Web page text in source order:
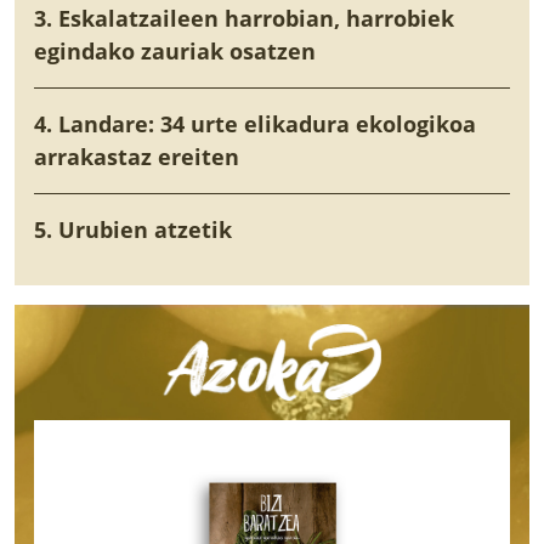
3. Eskalatzaileen harrobian, harrobiek
egindako zauriak osatzen
4. Landare: 34 urte elikadura ekologikoa
arrakastaz ereiten
5. Urubien atzetik